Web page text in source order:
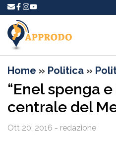
Home » Politica »
“Enel spenga
centrale del
Ott 20, 2016 - redazione